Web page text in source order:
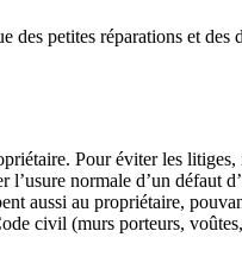
des petites réparations et des
Pour éviter les
normale d’un défaut
aussi au propriétaire,
civil (murs porteurs,